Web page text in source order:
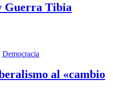
Guerra Tibia
Democracia
al «cambio